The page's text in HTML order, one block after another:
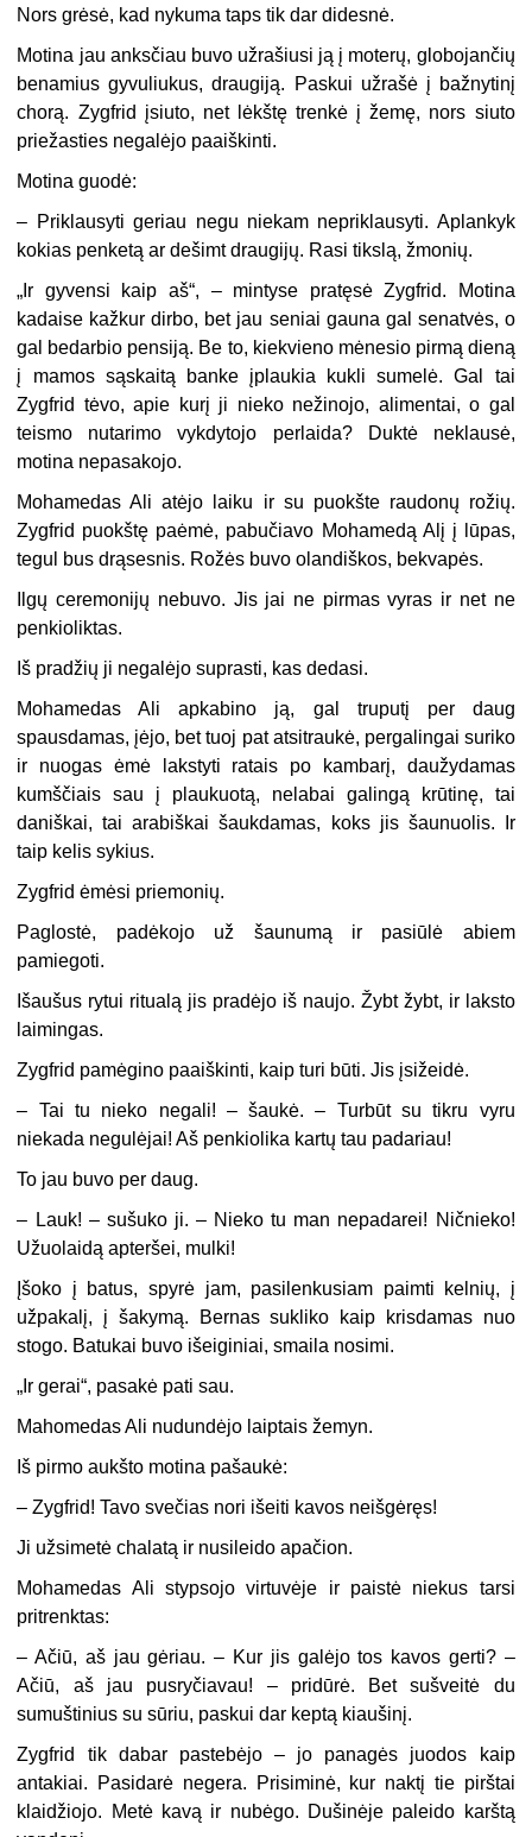
Nors grėsė, kad nykuma taps tik dar didesnė.
Motina jau anksčiau buvo užrašiusi ją į moterų, globojančių
benamius gyvuliukus, draugiją. Paskui užrašė į bažnytinį
chorą. Zygfrid įsiuto, net lėkštę trenkė į žemę, nors siuto
priežasties negalėjo paaiškinti.
Motina guodė:
– Priklausyti geriau negu niekam nepriklausyti. Aplankyk
kokias penketą ar dešimt draugijų. Rasi tikslą, žmonių.
„Ir gyvensi kaip aš“, – mintyse pratęsė Zygfrid. Motina
kadaise kažkur dirbo, bet jau seniai gauna gal senatvės, o
gal bedarbio pensiją. Be to, kiekvieno mėnesio pirmą dieną
į mamos sąskaitą banke įplaukia kukli sumelė. Gal tai
Zygfrid tėvo, apie kurį ji nieko nežinojo, alimentai, o gal
teismo nutarimo vykdytojo perlaida? Duktė neklausė,
motina nepasakojo.
Mohamedas Ali atėjo laiku ir su puokšte raudonų rožių.
Zygfrid puokštę paėmė, pabučiavo Mohamedą Alį į lūpas,
tegul bus drąsesnis. Rožės buvo olandiškos, bekvapės.
Ilgų ceremonijų nebuvo. Jis jai ne pirmas vyras ir net ne
penkioliktas.
Iš pradžių ji negalėjo suprasti, kas dedasi.
Mohamedas Ali apkabino ją, gal truputį per daug
spausdamas, įėjo, bet tuoj pat atsitraukė, pergalingai suriko
ir nuogas ėmė lakstyti ratais po kambarį, daužydamas
kumščiais sau į plaukuotą, nelabai galingą krūtinę, tai
daniškai, tai arabiškai šaukdamas, koks jis šaunuolis. Ir
taip kelis sykius.
Zygfrid ėmėsi priemonių.
Paglostė, padėkojo už šaunumą ir pasiūlė abiem
pamiegoti.
Išaušus rytui ritualą jis pradėjo iš naujo. Žybt žybt, ir laksto
laimingas.
Zygfrid pamėgino paaiškinti, kaip turi būti. Jis įsižeidė.
– Tai tu nieko negali! – šaukė. – Turbūt su tikru vyru
niekada negulėjai! Aš penkiolika kartų tau padariau!
To jau buvo per daug.
– Lauk! – sušuko ji. – Nieko tu man nepadarei! Ničnieko!
Užuolaidą apteršei, mulki!
Įšoko į batus, spyrė jam, pasilenkusiam paimti kelnių, į
užpakalį, į šakymą. Bernas sukliko kaip krisdamas nuo
stogo. Batukai buvo išeiginiai, smaila nosimi.
„Ir gerai“, pasakė pati sau.
Mahomedas Ali nudundėjo laiptais žemyn.
Iš pirmo aukšto motina pašaukė:
– Zygfrid! Tavo svečias nori išeiti kavos neišgėręs!
Ji užsimetė chalatą ir nusileido apačion.
Mohamedas Ali stypsojo virtuvėje ir paistė niekus tarsi
pritrenktas:
– Ačiū, aš jau gėriau. – Kur jis galėjo tos kavos gerti? –
Ačiū, aš jau pusryčiavau! – pridūrė. Bet sušveitė du
sumuštinius su sūriu, paskui dar keptą kiaušinį.
Zygfrid tik dabar pastebėjo – jo panagės juodos kaip
antakiai. Pasidarė negera. Prisiminė, kur naktį tie pirštai
klaidžiojo. Metė kavą ir nubėgo. Dušinėje paleido karštą